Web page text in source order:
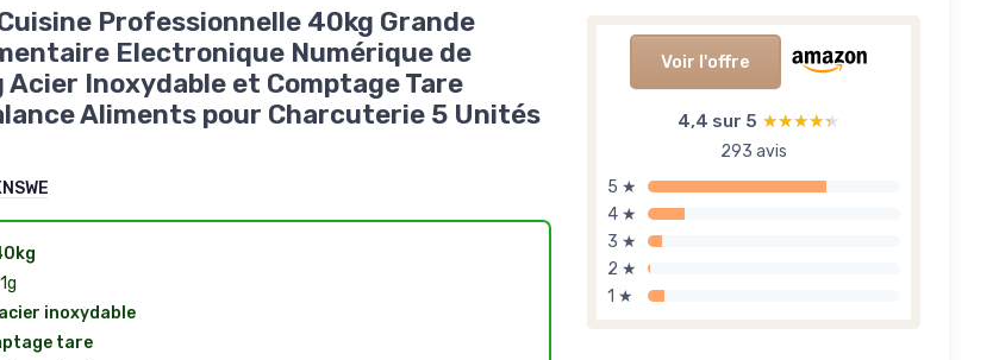
Voir l'offre
4,4 sur 5 ★★★★★
★★★★★
293 avis
5 ★
4 ★
3 ★
2 ★
1 ★
Professionnelle 40kg Grande
Electronique Numérique de
Acier Inoxydable et Comptage Tare
Aliments pour Charcuterie 5 Unités
acier inoxydable
tare